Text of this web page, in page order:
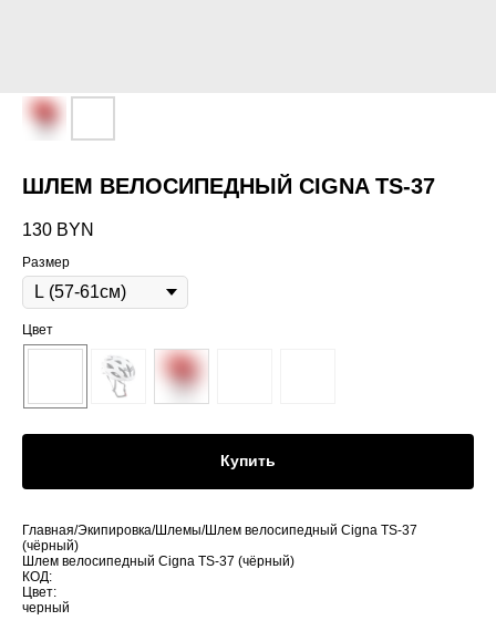
ШЛЕМ ВЕЛОСИПЕДНЫЙ CIGNA TS-37
130 BYN
Размер
Цвет
Купить
Главная/Экипировка/Шлемы/Шлем велосипедный Cigna TS-37
(чёрный)
Шлем велосипедный Cigna TS-37 (чёрный)
КОД:
Цвет:
черный